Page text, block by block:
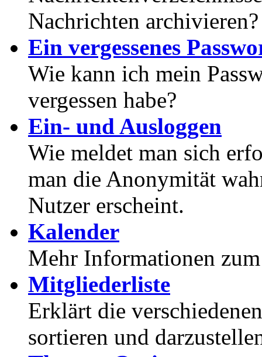
Nachrichten archivieren?
Ein vergessenes
Wie kann ich mein
vergessen habe?
Ein- und Ausloggen
Wie meldet man sich
man die Anonymität
Nutzer erscheint.
Kalender
Mehr Informationen
Mitgliederliste
Erklärt die
sortieren und